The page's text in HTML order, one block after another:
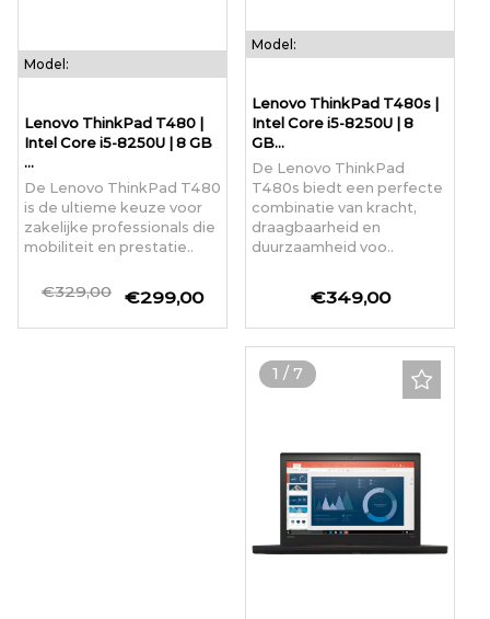
Model:
Lenovo ThinkPad T480 |
Intel Core i5-8250U | 8 GB
...
De Lenovo ThinkPad T480
is de ultieme keuze voor
zakelijke professionals die
mobiliteit en prestatie..
€329,00 €299,00
Model:
Lenovo ThinkPad T480s |
Intel Core i5-8250U | 8
GB...
De Lenovo ThinkPad
T480s biedt een perfecte
combinatie van kracht,
draagbaarheid en
duurzaamheid voo..
€349,00
1 / 7